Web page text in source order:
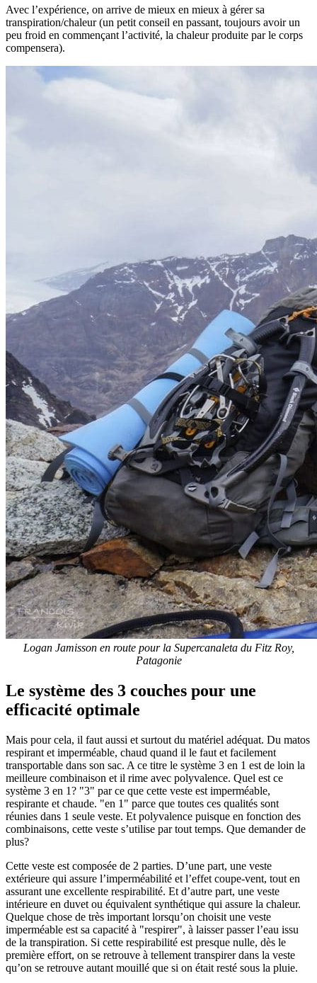
Avec l’expérience, on arrive de mieux en mieux à gérer sa
transpiration/chaleur (un petit conseil en passant, toujours avoir un
peu froid en commençant l’activité, la chaleur produite par le corps
compensera).
Logan Jamisson en route pour la Supercanaleta du Fitz Roy,
Patagonie
Le système des 3 couches pour une
efficacité optimale
Mais pour cela, il faut aussi et surtout du matériel adéquat. Du matos
respirant et imperméable, chaud quand il le faut et facilement
transportable dans son sac. A ce titre le système 3 en 1 est de loin la
meilleure combinaison et il rime avec polyvalence. Quel est ce
système 3 en 1? "3" par ce que cette veste est imperméable,
respirante et chaude. "en 1" parce que toutes ces qualités sont
réunies dans 1 seule veste. Et polyvalence puisque en fonction des
combinaisons, cette veste s’utilise par tout temps. Que demander de
plus?
Cette veste est composée de 2 parties. D’une part, une veste
extérieure qui assure l’imperméabilité et l’effet coupe-vent, tout en
assurant une excellente respirabilité. Et d’autre part, une veste
intérieure en duvet ou équivalent synthétique qui assure la chaleur.
Quelque chose de très important lorsqu’on choisit une veste
imperméable est sa capacité à "respirer", à laisser passer l’eau issu
de la transpiration. Si cette respirabilité est presque nulle, dès le
première effort, on se retrouve à tellement transpirer dans la veste
qu’on se retrouve autant mouillé que si on était resté sous la pluie.